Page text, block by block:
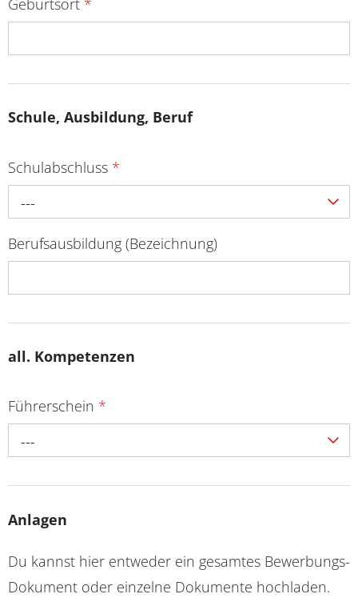
Schule, Ausbildung, Beruf
Schulabschluss *
---
Berufsausbildung (Bezeichnung)
all. Kompetenzen
Führerschein *
---
Anlagen
Du kannst hier entweder ein gesamtes Bewerbungs-
Dokument oder einzelne Dokumente hochladen.